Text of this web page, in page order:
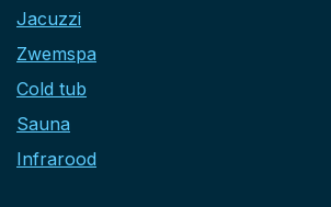
Jacuzzi
Zwemspa
Cold tub
Sauna
Infrarood